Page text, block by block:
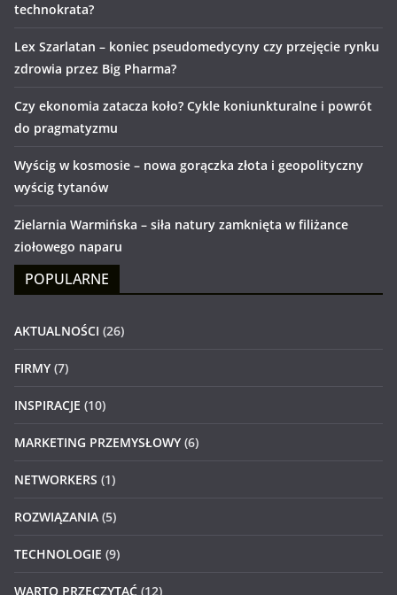
technokrata?
Lex Szarlatan – koniec pseudomedycyny czy przejęcie rynku
zdrowia przez Big Pharma?
Czy ekonomia zatacza koło? Cykle koniunkturalne i powrót
do pragmatyzmu
Wyścig w kosmosie – nowa gorączka złota i geopolityczny
wyścig tytanów
Zielarnia Warmińska – siła natury zamknięta w filiżance
ziołowego naparu
POPULARNE
AKTUALNOŚCI (26)
FIRMY (7)
INSPIRACJE (10)
MARKETING PRZEMYSŁOWY (6)
NETWORKERS (1)
ROZWIĄZANIA (5)
TECHNOLOGIE (9)
WARTO PRZECZYTAĆ (12)